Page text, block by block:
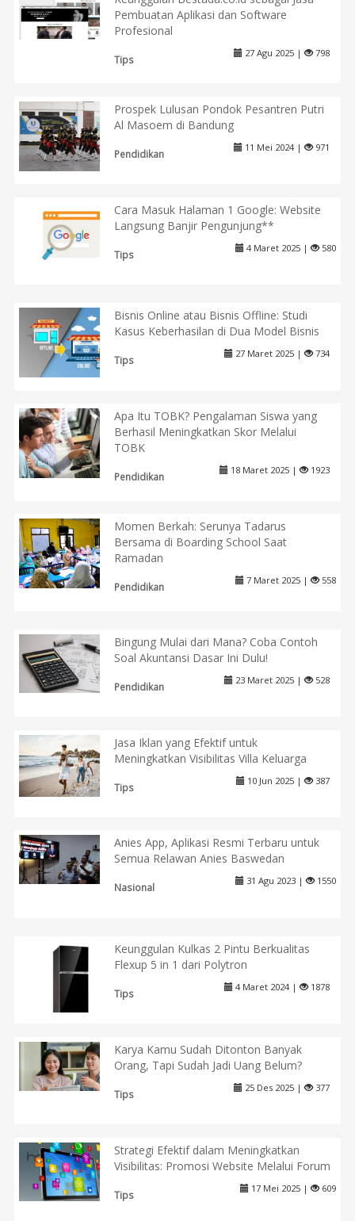
Pembuatan Aplikasi dan Software
Profesional
Tips
27 Agu 2025 | 798
Prospek Lulusan Pondok Pesantren Putri
Al Masoem di Bandung
Pendidikan
11 Mei 2024 | 971
Cara Masuk Halaman 1 Google: Website
Langsung Banjir Pengunjung**
Tips
4 Maret 2025 | 580
Bisnis Online atau Bisnis Offline: Studi
Kasus Keberhasilan di Dua Model Bisnis
Tips
27 Maret 2025 | 734
Apa Itu TOBK? Pengalaman Siswa yang
Berhasil Meningkatkan Skor Melalui
TOBK
Pendidikan
18 Maret 2025 | 1923
Momen Berkah: Serunya Tadarus
Bersama di Boarding School Saat
Ramadan
Pendidikan
7 Maret 2025 | 558
Bingung Mulai dari Mana? Coba Contoh
Soal Akuntansi Dasar Ini Dulu!
Pendidikan
23 Maret 2025 | 528
Jasa Iklan yang Efektif untuk
Meningkatkan Visibilitas Villa Keluarga
Tips
10 Jun 2025 | 387
Anies App, Aplikasi Resmi Terbaru untuk
Semua Relawan Anies Baswedan
Nasional
31 Agu 2023 | 1550
Keunggulan Kulkas 2 Pintu Berkualitas
Flexup 5 in 1 dari Polytron
Tips
4 Maret 2024 | 1878
Karya Kamu Sudah Ditonton Banyak
Orang, Tapi Sudah Jadi Uang Belum?
Tips
25 Des 2025 | 377
Strategi Efektif dalam Meningkatkan
Visibilitas: Promosi Website Melalui Forum
Tips
17 Mei 2025 | 609